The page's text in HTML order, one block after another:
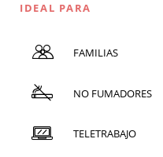
IDEAL PARA
FAMILIAS
NO FUMADORES
TELETRABAJO